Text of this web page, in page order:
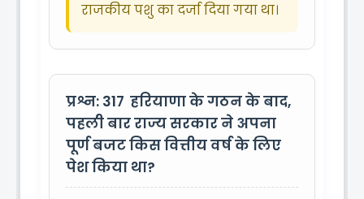
राजकीय पशु का दर्जा दिया गया था।
प्रश्न: 317 हरियाणा के गठन के बाद,
पहली बार राज्य सरकार ने अपना
पूर्ण बजट किस वित्तीय वर्ष के लिए
पेश किया था?